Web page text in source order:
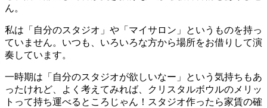
ん。
私は「自分のスタジオ」や「マイサロン」というものを持っ
ていません。いつも、いろいろな方から場所をお借りして演
奏しています。
一時期は「自分のスタジオが欲しいなー」という気持ちもあ
ったけれど、よく考えてみれば、クリスタルボウルのメリッ
トって持ち運べるところじゃん！スタジオ作ったら家賃の確